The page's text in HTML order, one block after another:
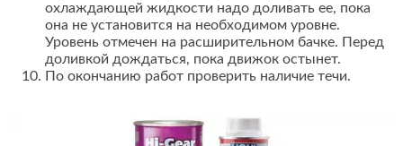
охлаждающей жидкости надо доливать ее, пока
она не установится на необходимом уровне.
Уровень отмечен на расширительном бачке. Перед
доливкой дождаться, пока движок остынет.
По окончанию работ проверить наличие течи.